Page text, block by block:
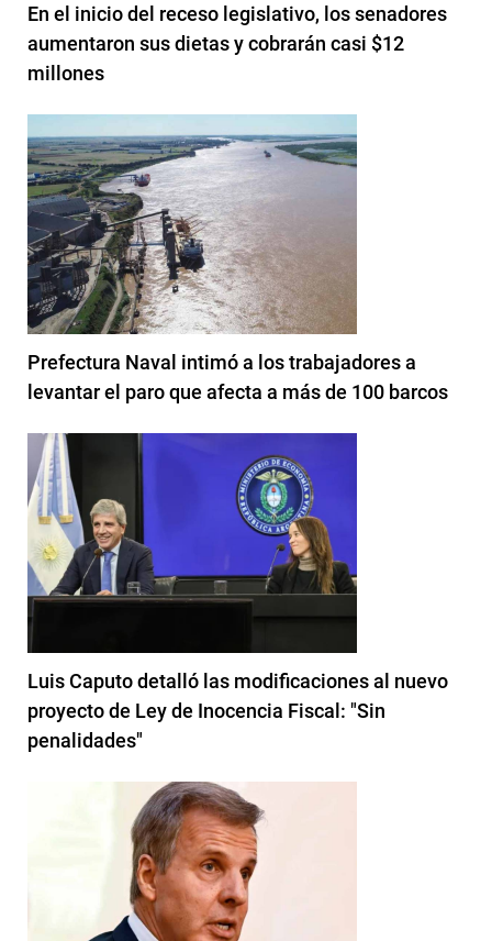
En el inicio del receso legislativo, los senadores
aumentaron sus dietas y cobrarán casi $12
millones
Prefectura Naval intimó a los trabajadores a
levantar el paro que afecta a más de 100 barcos
Luis Caputo detalló las modificaciones al nuevo
proyecto de Ley de Inocencia Fiscal: "Sin
penalidades"